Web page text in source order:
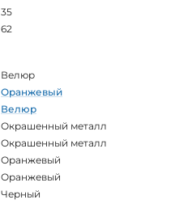
35
62
Велюр
Оранжевый
Велюр
Окрашенный металл
Окрашенный металл
Оранжевый
Оранжевый
Черный